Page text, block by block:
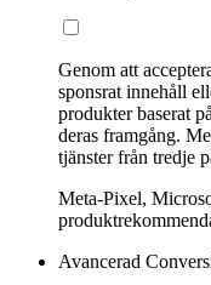
Genom att
sponsrat innehåll
produkter baserat
deras framgång.
tjänster från tredje
Meta-Pixel,
Avancerad